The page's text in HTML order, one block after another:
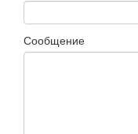
Сообщение